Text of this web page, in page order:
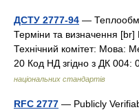
ДСТУ 2777-94 —
Терміни та визначення
Технічний комітет: Мова:
20 Код НД згідно з ДК
національних стандартів
RFC 2777 — Publicly